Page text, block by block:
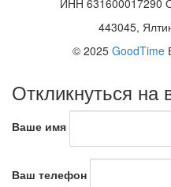
443045,
© 2025 GoodTime
Откликнуться на
Ваше имя
Ваш телефон